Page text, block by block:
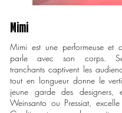
Mimi
Mimi est une performeuse et
parle avec son corps.
tranchants captivent les
tout en longueur donne le
jeune garde des designers,
Weinsanto ou Pressiat,